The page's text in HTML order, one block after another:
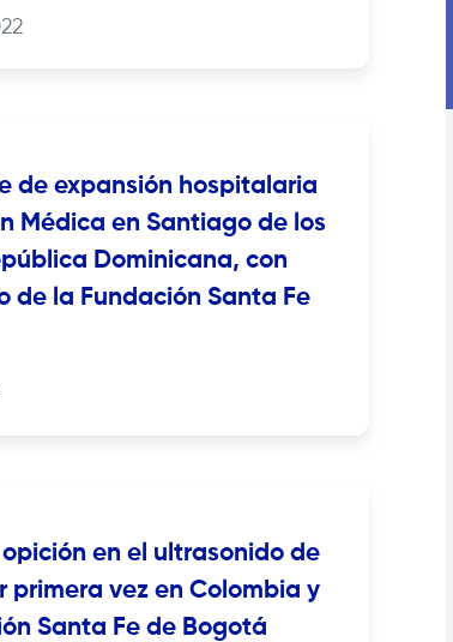
de expansión hospitalaria
Médica en Santiago de los
Dominicana, con
de la Fundación Santa Fe
en el ultrasonido de
primera vez en Colombia y
Santa Fe de Bogotá